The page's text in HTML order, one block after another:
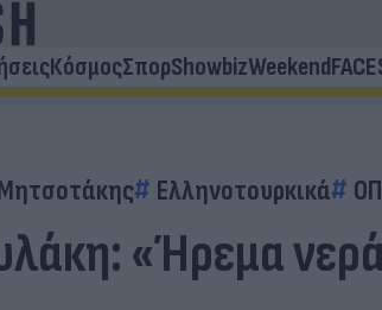
ΚόσμοςΣπορShowbizWeekend
Ελληνοτουρκικά
«Ήρεμα